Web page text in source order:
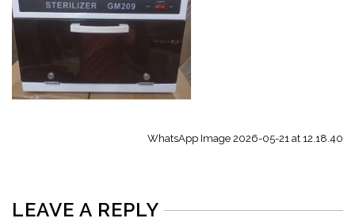
WhatsApp Image 2026-05-21 at 12.18.40
LEAVE A REPLY